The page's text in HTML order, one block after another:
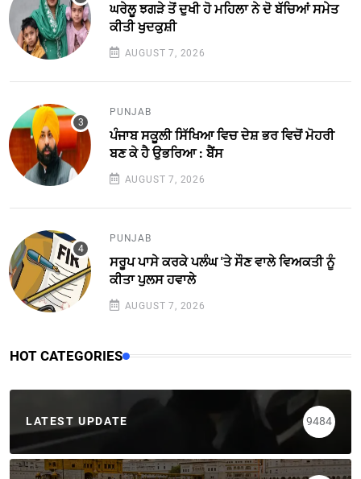
ਘਰੇਲੂ ਝਗੜੇ ਤੋਂ ਦੁਖੀ ਹੋ ਮਹਿਲਾ ਨੇ ਦੋ ਬੱਚਿਆਂ ਸਮੇਤ
ਕੀਤੀ ਖੁਦਕੁਸ਼ੀ
AUGUST 7, 2026
PUNJAB
ਪੰਜਾਬ ਸਕੂਲੀ ਸਿੱਖਿਆ ਵਿਚ ਦੇਸ਼ ਭਰ ਵਿਚੋਂ ਮੋਹਰੀ
ਬਣ ਕੇ ਹੈ ਉਭਰਿਆ : ਬੈਂਸ
AUGUST 7, 2026
PUNJAB
ਸਰੂਪ ਪਾਸੇ ਕਰਕੇ ਪਲੰਘ 'ਤੇ ਸੌਣ ਵਾਲੇ ਵਿਅਕਤੀ ਨੂੰ
ਕੀਤਾ ਪੁਲਸ ਹਵਾਲੇ
AUGUST 7, 2026
HOT CATEGORIES
LATEST UPDATE 9484